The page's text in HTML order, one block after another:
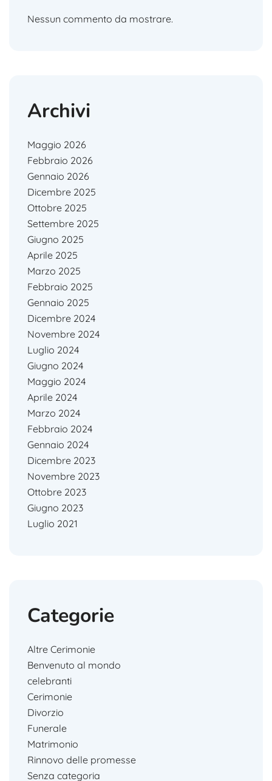
Nessun commento da mostrare.
Archivi
Maggio 2026
Febbraio 2026
Gennaio 2026
Dicembre 2025
Ottobre 2025
Settembre 2025
Giugno 2025
Aprile 2025
Marzo 2025
Febbraio 2025
Gennaio 2025
Dicembre 2024
Novembre 2024
Luglio 2024
Giugno 2024
Maggio 2024
Aprile 2024
Marzo 2024
Febbraio 2024
Gennaio 2024
Dicembre 2023
Novembre 2023
Ottobre 2023
Giugno 2023
Luglio 2021
Categorie
Altre Cerimonie
Benvenuto al mondo
celebranti
Cerimonie
Divorzio
Funerale
Matrimonio
Rinnovo delle promesse
Senza categoria